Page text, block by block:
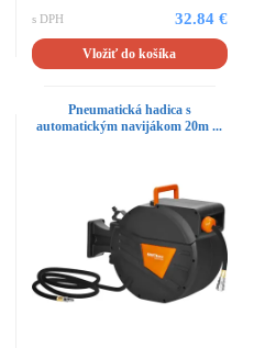
s DPH 32.84 €
Vložiť do košíka
Pneumatická hadica s
automatickým navijákom 20m ...